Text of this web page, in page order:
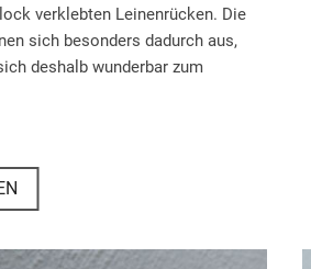
verklebten Leinenrücken. Die
sich besonders dadurch aus,
deshalb wunderbar zum